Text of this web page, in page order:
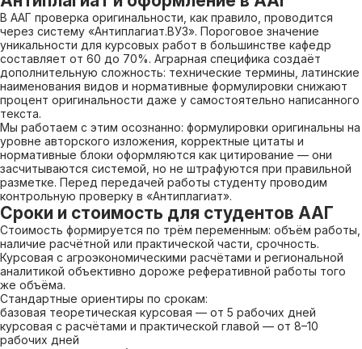
В ААГ проверка оригинальности, как правило, проводится
через систему «Антиплагиат.ВУЗ». Пороговое значение
уникальности для курсовых работ в большинстве кафедр
составляет от 60 до 70%. Аграрная специфика создаёт
дополнительную сложность: технические термины, латинские
наименования видов и нормативные формулировки снижают
процент оригинальности даже у самостоятельно написанного
текста.
Мы работаем с этим осознанно: формулировки оригинальны на
уровне авторского изложения, корректные цитаты и
нормативные блоки оформляются как цитирование — они
засчитываются системой, но не штрафуются при правильной
разметке. Перед передачей работы студенту проводим
контрольную проверку в «Антиплагиат».
Сроки и стоимость для студентов ААГ
Стоимость формируется по трём переменным: объём работы,
наличие расчётной или практической части, срочность.
Курсовая с агроэкономическими расчётами и региональной
аналитикой объективно дороже реферативной работы того
же объёма.
Стандартные ориентиры по срокам:
базовая теоретическая курсовая — от 5 рабочих дней
курсовая с расчётами и практической главой — от 8–10
рабочих дней